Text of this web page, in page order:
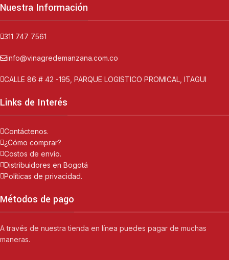
Nuestra Información
311 747 7561
info@vinagredemanzana.com.co
CALLE 86 # 42 -195, PARQUE LOGISTICO PROMICAL, ITAGUI
Links de Interés
Contáctenos.
¿Cómo comprar?
Costos de envío.
Distribuidores en Bogotá
Políticas de privacidad.
Métodos de pago
A través de nuestra tienda en línea puedes pagar de muchas
maneras.